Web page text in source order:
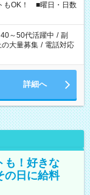
もOK！ ■曜日・日数
40～50代活躍中 / 副
の大量募集 / 電話対応
詳細へ
も！好きな
の日に給料